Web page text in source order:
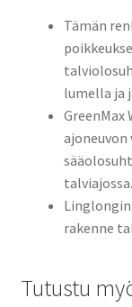
Tämän
lumella ja
GreenMax
ajoneuvon
talviajossa.
rakenne
Tutustu